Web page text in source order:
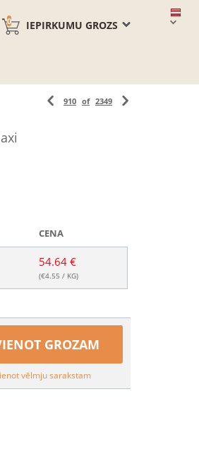
IEPIRKUMU GROZS
0
910 of 2349
CENA
54.64 €
(€4.55 / KG)
GROZAM
vēlmju sarakstam